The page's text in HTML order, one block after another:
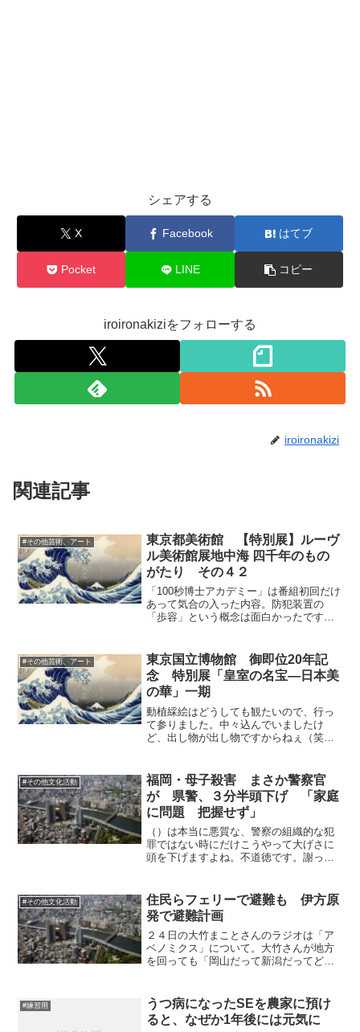
シェアする
X Facebook はてブ
Pocket LINE コピー
iroironakiziをフォローする
iroironakizi
関連記事
#その他芸術、アート
東京都美術館 【特別展】ルーヴ
ル美術館展地中海 四千年のもの
がたり その４２
「100秒博士アカデミー」は番組初回だけ
あって気合の入った内容。防犯装置の
「歩容」という概念は面白かったです。
きた時点て、その歩き方を感知して誰だ
か見分けるそうですが、...
#その他芸術、アート
東京国立博物館 御即位20年記
念 特別展「皇室の名宝―日本美
の華」一期
動植綵絵はどうしても観たいので、行っ
て参りました。中々込んでいましたけ
ど、出し物が出し物ですからねぇ（笑）
品。作者最晩年の境地らしく、川に橋が
架かっていて松が生えているよ...
#その他文化活動
福岡・母子殺害 まさか警察官
が 県警、３分半頭下げ 「家庭
に問題 把握せず」
（）は本当に悪質な、警察の組織的な犯
罪ではない時にだけこうやって大げさに
頭を下げますよね。不道徳です。謝って
ですよ。私生活は管轄外だとみなす市民
が多いだろうことを見越し...
#その他文化活動
住民らフェリーで避難も 伊方原
発で避難計画
２４日の大竹まことさんのラジオは「ア
ベノミクス」について。大竹さんが地方
を回っても「岡山だって新潟だってどー
おわび増加の背景は 中村史郎」（）は
吉田調書報道を謝罪したこと...
#練習用
うつ病になったSEを農家に預け
ると、なぜか1年後には元気に